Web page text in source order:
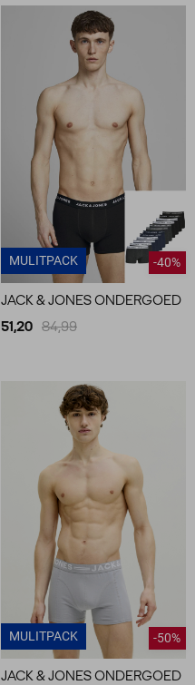
MULITPACK -40%
JACK & JONES ONDERGOED
51,20 84,99
MULITPACK -50%
JACK & JONES ONDERGOED